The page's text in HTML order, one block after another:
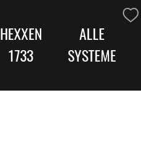
HEXXEN
1733
ALLE
SYSTEME